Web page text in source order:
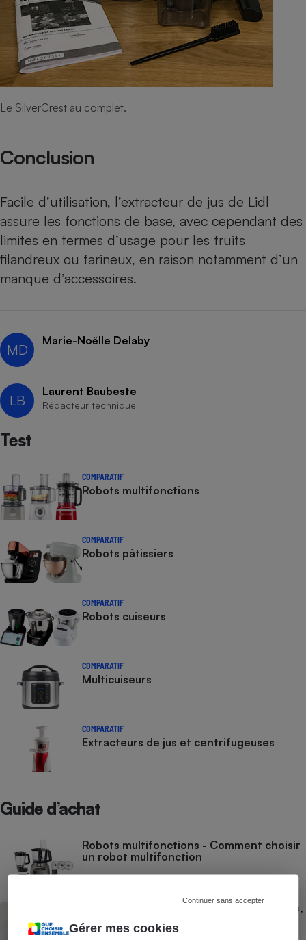
Gérer mes cookies
Continuer sans accepter
Le SilverCrest au complet.
Conclusion
Facile d’utilisation, l’extracteur de jus de Lidl
assure les fonctions de base, avec cependant des
limites en termes d’usage pour les fruits
filandreux ou farineux, en raison notamment d’un
manque d’accessoires.
MD
Marie-Noëlle Delaby
LB
Laurent Baubeste
Rédacteur technique
Test
COMPARATIF
Robots multifonctions
COMPARATIF
Robots pâtissiers
COMPARATIF
Robots cuiseurs
COMPARATIF
Multicuiseurs
COMPARATIF
Extracteurs de jus et centrifugeuses
Guide d’achat
Robots multifonctions - Comment choisir
un robot multifonction
Multicuiseur - Pour le riz, les plats mijotés,
les gâteaux…